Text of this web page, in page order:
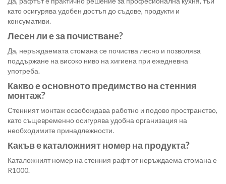
като осигурява удобен достъп до съдове, продукти и
консумативи.
Лесен ли е за почистване?
Да, неръждаемата стомана се почиства лесно и позволява
поддържане на високо ниво на хигиена при ежедневна
употреба.
Какво е основното предимство на стенния
монтаж?
Стенният монтаж освобождава работно и подово пространство,
като същевременно осигурява удобна организация на
необходимите принадлежности.
Какъв е каталожният номер на продукта?
Каталожният номер на стенния рафт от неръждаема стомана е
R1000.